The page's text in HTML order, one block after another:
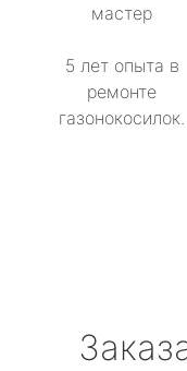
мастер
5 лет опыта в
ремонте
газонокосилок.